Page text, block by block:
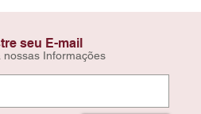
seu E-mail
nossas Informações